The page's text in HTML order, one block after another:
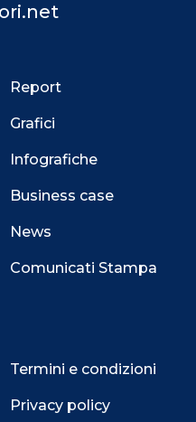
Report
Grafici
Infografiche
Business case
News
Comunicati Stampa
Termini e condizioni
Privacy policy